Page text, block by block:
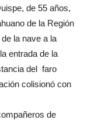
de 55 años,
de la Región
la nave a la
entrada de la
del faro
colisionó con
de